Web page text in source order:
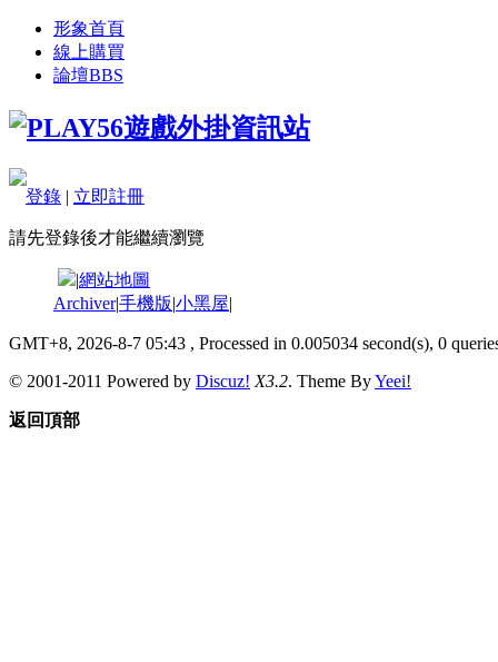
形象首頁
線上購買
論壇BBS
登錄 | 立即註冊
請先登錄後才能繼續瀏覽
|網站地圖
Archiver|手機版|小黑屋|
GMT+8, 2026-8-7 05:43 , Processed in 0.005034 second(s), 0
© 2001-2011 Powered by Discuz! X3.2. Theme ByYeei!
返回頂部